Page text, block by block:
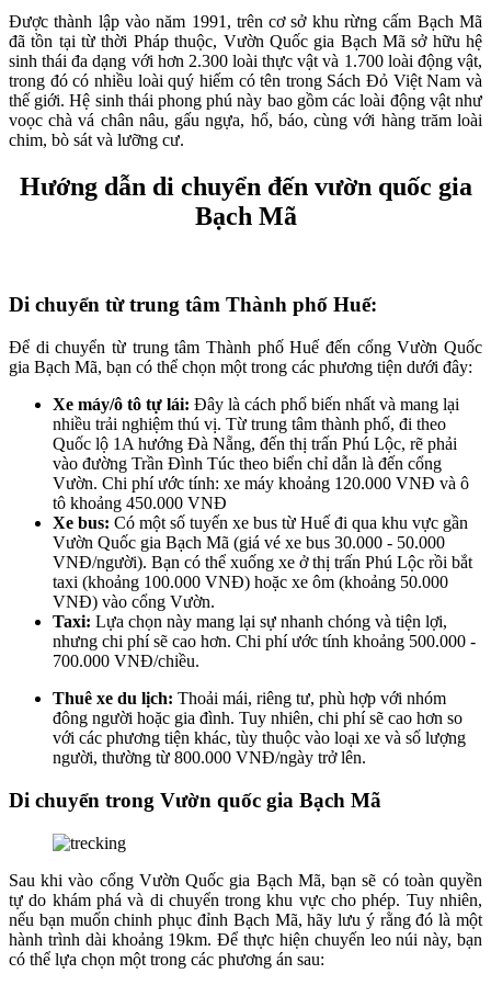
Được thành lập vào năm 1991, trên cơ sở khu rừng cấm Bạch Mã
đã tồn tại từ thời Pháp thuộc, Vườn Quốc gia Bạch Mã sở hữu hệ
sinh thái đa dạng với hơn 2.300 loài thực vật và 1.700 loài động vật,
trong đó có nhiều loài quý hiếm có tên trong Sách Đỏ Việt Nam và
thế giới. Hệ sinh thái phong phú này bao gồm các loài động vật như
voọc chà vá chân nâu, gấu ngựa, hổ, báo, cùng với hàng trăm loài
chim, bò sát và lưỡng cư.
Hướng dẫn di chuyển đến vườn quốc gia
Bạch Mã
Di chuyển từ trung tâm Thành phố Huế:
Để di chuyển từ trung tâm Thành phố Huế đến cổng Vườn Quốc
gia Bạch Mã, bạn có thể chọn một trong các phương tiện dưới đây:
Xe máy/ô tô tự lái: Đây là cách phổ biến nhất và mang lại
nhiều trải nghiệm thú vị. Từ trung tâm thành phố, đi theo
Quốc lộ 1A hướng Đà Nẵng, đến thị trấn Phú Lộc, rẽ phải
vào đường Trần Đình Túc theo biển chỉ dẫn là đến cổng
Vườn. Chi phí ước tính: xe máy khoảng 120.000 VNĐ và ô
tô khoảng 450.000 VNĐ
Xe bus: Có một số tuyến xe bus từ Huế đi qua khu vực gần
Vườn Quốc gia Bạch Mã (giá vé xe bus 30.000 - 50.000
VNĐ/người). Bạn có thể xuống xe ở thị trấn Phú Lộc rồi bắt
taxi (khoảng 100.000 VNĐ) hoặc xe ôm (khoảng 50.000
VNĐ) vào cổng Vườn.
Taxi: Lựa chọn này mang lại sự nhanh chóng và tiện lợi,
nhưng chi phí sẽ cao hơn. Chi phí ước tính khoảng 500.000 -
700.000 VNĐ/chiều.
Thuê xe du lịch: Thoải mái, riêng tư, phù hợp với nhóm
đông người hoặc gia đình. Tuy nhiên, chi phí sẽ cao hơn so
với các phương tiện khác, tùy thuộc vào loại xe và số lượng
người, thường từ 800.000 VNĐ/ngày trở lên.
Di chuyển trong Vườn quốc gia Bạch Mã
Sau khi vào cổng Vườn Quốc gia Bạch Mã, bạn sẽ có toàn quyền
tự do khám phá và di chuyển trong khu vực cho phép. Tuy nhiên,
nếu bạn muốn chinh phục đỉnh Bạch Mã, hãy lưu ý rằng đó là một
hành trình dài khoảng 19km. Để thực hiện chuyến leo núi này, bạn
có thể lựa chọn một trong các phương án sau: